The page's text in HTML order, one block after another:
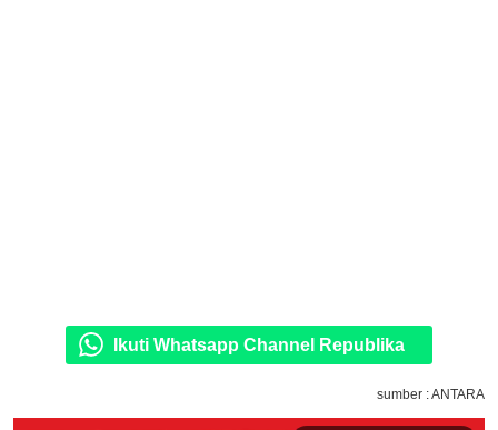
Ikuti Whatsapp Channel Republika
sumber : ANTARA